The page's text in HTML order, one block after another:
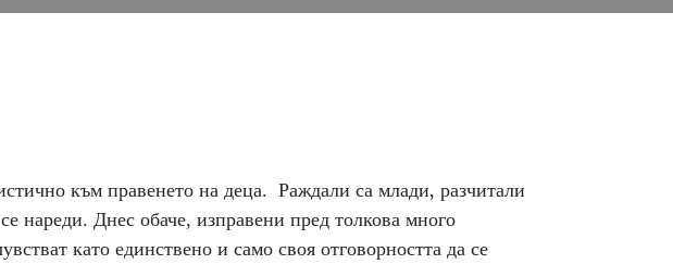
към правенето на деца. Раждали са млади, разчитали
нареди. Днес обаче, изправени пред толкова много
като единствено и само своя отговорността да се